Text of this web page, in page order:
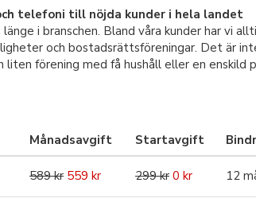
telefoni till nöjda kunder i hela landet
i branschen. Bland våra kunder har vi
och bostadsrättsföreningar. Det är
förening med få hushåll eller en enskild
Månadsavgift Startavgift
589 kr 559 kr 299 kr 0 kr 12